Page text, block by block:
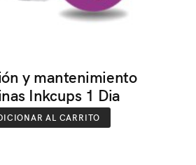
y mantenimiento
Inkcups 1 Dia
AL CARRITO